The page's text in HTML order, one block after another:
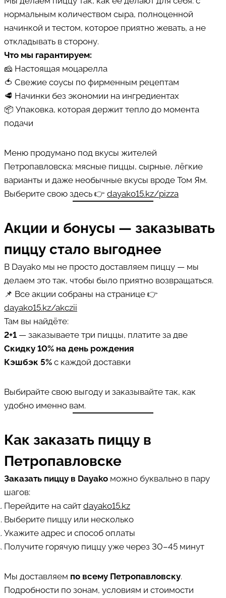
нормальным количеством сыра, полноценной
начинкой и тестом, которое приятно жевать, а не
откладывать в сторону.
Что мы гарантируем:
🧀 Настоящая моцарелла
🍅 Свежие соусы по фирменным рецептам
🥩 Начинки без экономии на ингредиентах
📦 Упаковка, которая держит тепло до момента
подачи
Меню продумано под вкусы жителей
Петропавловска: мясные пиццы, сырные, лёгкие
варианты и даже необычные вкусы вроде Том Ям.
Выберите свою здесь 👉 dayako15.kz/pizza
Акции и бонусы — заказывать
пиццу стало выгоднее
В Dayako мы не просто доставляем пиццу — мы
делаем это так, чтобы было приятно возвращаться.
📌 Все акции собраны на странице 👉
dayako15.kz/akczii
Там вы найдёте:
2+1 — заказываете три пиццы, платите за две
Скидку 10% на день рождения
Кэшбэк 5% с каждой доставки
Выбирайте свою выгоду и заказывайте так, как
удобно именно вам.
Как заказать пиццу в
Петропавловске
Заказать пиццу в Dayako можно буквально в пару
шагов:
Перейдите на сайт dayako15.kz
Выберите пиццу или несколько
Укажите адрес и способ оплаты
Получите горячую пиццу уже через 30–45 минут
Мы доставляем по всему Петропавловску.
Подробности по зонам, условиям и стоимости